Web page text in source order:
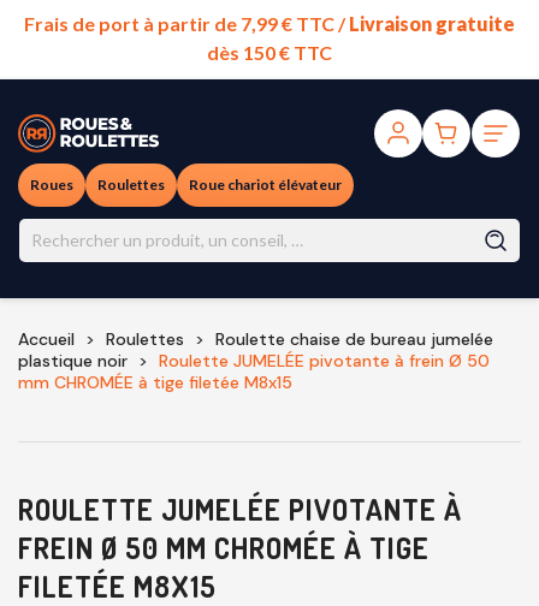
Frais de port à partir de 7,99 € TTC /Livraison gratuite
dès 150 € TTC
Roues Roulettes Roue chariot élévateur
Accueil Roulettes
Roulette chaise de bureau jumelée
plastique noir
Roulette JUMELÉE pivotante à frein Ø 50
mm CHROMÉE à tige filetée M8x15
ROULETTE JUMELÉE PIVOTANTE À
FREIN Ø 50 MM CHROMÉE À TIGE
FILETÉE M8X15